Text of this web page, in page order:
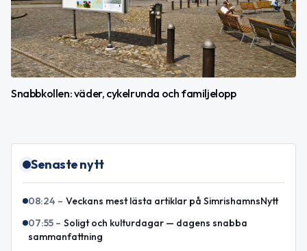
Snabbkollen: väder, cykelrunda och familjelopp
Senaste nytt
08:24 – Veckans mest lästa artiklar på SimrishamnsNytt
07:55 – Soligt och kulturdagar — dagens snabba
sammanfattning